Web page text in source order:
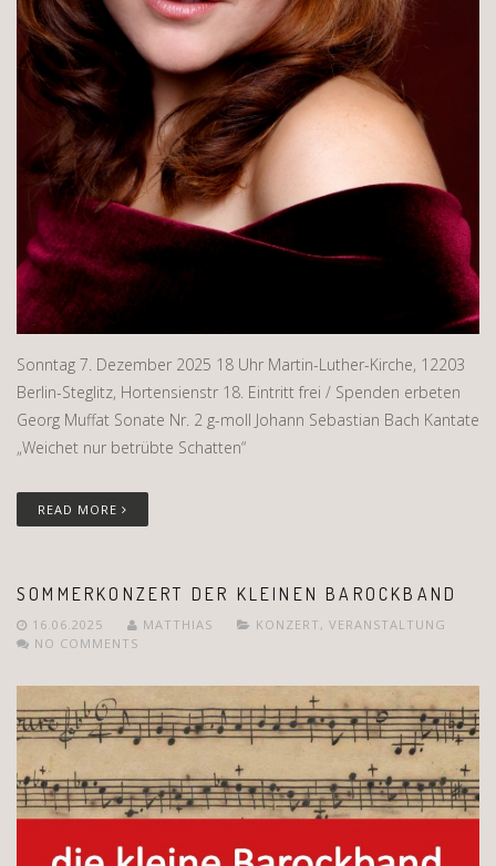
Sonntag 7. Dezember 2025 18 Uhr Martin-Luther-Kirche, 12203
Berlin-Steglitz, Hortensienstr 18. Eintritt frei / Spenden erbeten
Georg Muffat Sonate Nr. 2 g-moll Johann Sebastian Bach Kantate
„Weichet nur betrübte Schatten“
READ MORE
SOMMERKONZERT DER KLEINEN BAROCKBAND
16.06.2025 MATTHIAS KONZERT , VERANSTALTUNG
NO COMMENTS